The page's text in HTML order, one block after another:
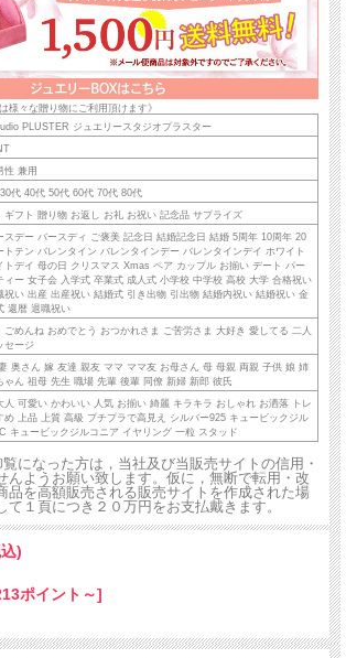
様々な贈り物にご利用頂けます》
PLUSTER ジュエリースタジオプラスター
性 兼用
代 40代 50代 60代 70代 80代
ギフト 贈り物 お返し お礼 お祝い 記念品 サプライズ
スデー バースディ ご褒美 記念日 結婚記念日 結婚 5周年 10周年 20
トテン バレンタイン バレンタインデー バレンタインデイ ホワイト
トデイ 母の日 クリスマス Xmas ペア カップル お揃い デート パー
ィー 女子会 入学式 卒業式 成人式 小学校 中学校 高校 大学 合格祝い
祝い 出産 出産祝い 結婚式 引き出物 引出物 結婚内祝い 結婚祝い 金
還暦 退職祝い
ごめんね おめでとう おつかれさま ご苦労さま 大好き 愛してる 二人
セージ
奥さん 嫁 友達 親友 ママ ママ友 お母さん 母 母親 両親 子供 娘 姉
ゃん 祖母 先生 職場 先輩 後輩 同僚 新婦 新郎 彼氏
人 可愛い かわいい 人気 お揃い 綺麗 キラキラ おしゃれ お洒落 トレ
め 上品 上質 高級 プチプラで高見え シルバー925 キュービックジル
キュービックジルコニア イヤリング 一粒 スタッド
になった方は，当社及び当販売サイトの信用・
んようお願い致します。仮に，無断で転用・改
品を高額販売される販売サイトを作成された場
て１頁につき２０万円をお支払戴きます。
)
ポイント～]